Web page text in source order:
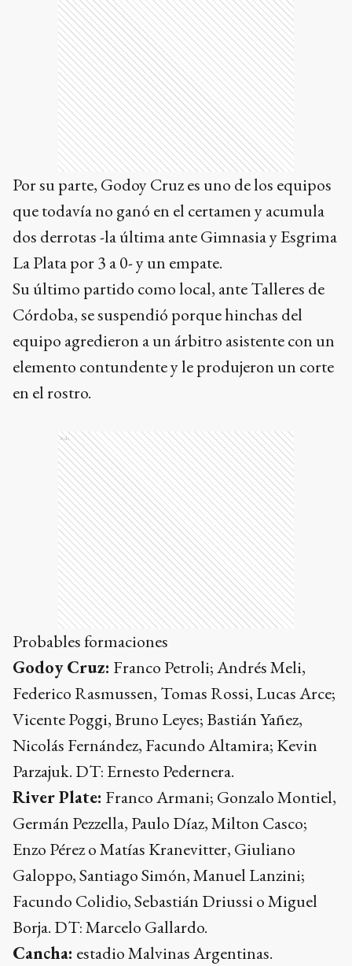
Por su parte, Godoy Cruz es uno de los equipos
que todavía no ganó en el certamen y acumula
dos derrotas -la última ante Gimnasia y Esgrima
La Plata por 3 a 0- y un empate.
Su último partido como local, ante Talleres de
Córdoba, se suspendió porque hinchas del
equipo agredieron a un árbitro asistente con un
elemento contundente y le produjeron un corte
en el rostro.
Ads
Probables formaciones
Godoy Cruz: Franco Petroli; Andrés Meli,
Federico Rasmussen, Tomas Rossi, Lucas Arce;
Vicente Poggi, Bruno Leyes; Bastián Yañez,
Nicolás Fernández, Facundo Altamira; Kevin
Parzajuk. DT: Ernesto Pedernera.
River Plate: Franco Armani; Gonzalo Montiel,
Germán Pezzella, Paulo Díaz, Milton Casco;
Enzo Pérez o Matías Kranevitter, Giuliano
Galoppo, Santiago Simón, Manuel Lanzini;
Facundo Colidio, Sebastián Driussi o Miguel
Borja. DT: Marcelo Gallardo.
Cancha: estadio Malvinas Argentinas.